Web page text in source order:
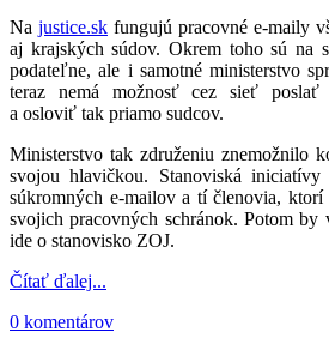
Na justice.sk fungujú pracovné e-maily
aj krajských súdov. Okrem toho sú na
podateľne, ale i samotné ministerstvo
teraz nemá možnosť cez sieť poslať
a osloviť tak priamo sudcov.
Ministerstvo tak združeniu znemožnilo
svojou hlavičkou. Stanoviská
súkromných e-mailov a tí členovia,
svojich pracovných schránok. Potom by
ide o stanovisko ZOJ.
Čítať ďalej...
0 komentárov